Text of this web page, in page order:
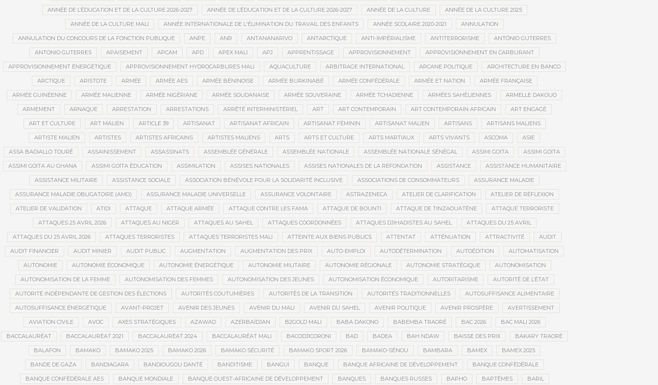
ANNÉE DE L’ÉDUCATION ET DE LA CULTURE 2026-2027 ANNÉE DE L’ÉDUCATION ET DE LA CULTURE 2026-2027 ANNÉE DE LA CULTURE ANNÉE DE LA CULTURE 2025
ANNÉE DE LA CULTURE MALI ANNÉE INTERNATIONALE DE L'ÉLIMINATION DU TRAVAIL DES ENFANTS ANNÉE SCOLAIRE 2020-2021 ANNULATION
ANNULATION DU CONCOURS DE LA FONCTION PUBLIQUE ANPE ANR ANTANANARIVO ANTARCTIQUE ANTI-IMPÉRIALISME ANTITERRORISME ANTÓNIO GUTERRES
ANTONIO GUTERRES APAISEMENT APCAM APD APEX MALI APJ APPRENTISSAGE APPROVISIONNEMENT APPROVISIONNEMENT EN CARBURANT
APPROVISIONNEMENT ÉNERGÉTIQUE APPROVISIONNEMENT HYDROCARBURES MALI AQUACULTURE ARBITRAGE INTERNATIONAL ARCANE POLITIQUE ARCHITECTURE EN BANCO
ARCTIQUE ARISTOTE ARMÉE ARMÉE AES ARMÉE BÉNINOISE ARMÉE BURKINABÉ ARMÉE CONFÉDÉRALE ARMÉE ET NATION ARMÉE FRANÇAISE
ARMÉE GUINÉENNE ARMÉE MALIENNE ARMÉE NIGÉRIANE ARMÉE SOUDANAISE ARMÉE SOUVERAINE ARMÉE TCHADIENNE ARMÉES SAHÉLIENNES ARMELLE DAKOUO
ARMEMENT ARNAQUE ARRESTATION ARRESTATIONS ARRÊTÉ INTERMINISTÉRIEL ART ART CONTEMPORAIN ART CONTEMPORAIN AFRICAIN ART ENGAGÉ
ART ET CULTURE ART MALIEN ARTICLE 39 ARTISANAT ARTISANAT AFRICAIN ARTISANAT FÉMININ ARTISANAT MALIEN ARTISANS ARTISANS MALIENS
ARTISTE MALIEN ARTISTES ARTISTES AFRICAINS ARTISTES MALIENS ARTS ARTS ET CULTURE ARTS MARTIAUX ARTS VIVANTS ASCOMA ASIE
ASSA BADIALLO TOURÉ ASSAINISSEMENT ASSASSINATS ASSEMBLÉE GÉNÉRALE ASSEMBLÉE NATIONALE ASSEMBLÉE NATIONALE SÉNÉGAL ASSIMI GOITA ASSIMI GOÏTA
ASSIMI GOITA AU GHANA ASSIMI GOÏTA ÉDUCATION ASSIMILATION ASSISES NATIONALES ASSISES NATIONALES DE LA REFONDATION ASSISTANCE ASSISTANCE HUMANITAIRE
ASSISTANCE MILITAIRE ASSISTANCE SOCIALE ASSOCIATION BÉNÉVOLE POUR LA SOLIDARITÉ INCLUSIVE ASSOCIATIONS DE CONSOMMATEURS ASSURANCE MALADIE
ASSURANCE MALADIE OBLIGATOIRE (AMO) ASSURANCE MALADIE UNIVERSELLE ASSURANCE VOLONTAIRE ASTRAZENECA ATELIER DE CLARIFICATION ATELIER DE RÉFLEXION
ATELIER DE VALIDATION ATIDI ATTAQUE ATTAQUE ARMÉE ATTAQUE CONTRE LES FAMA ATTAQUE DE BOUNTI ATTAQUE DE TINZAOUATÈNE ATTAQUE TERRORISTE
ATTAQUES 25 AVRIL 2026 ATTAQUES AU NIGER ATTAQUES AU SAHEL ATTAQUES COORDONNÉES ATTAQUES DJIHADISTES AU SAHEL ATTAQUES DU 25 AVRIL
ATTAQUES DU 25 AVRIL 2026 ATTAQUES TERRORISTES ATTAQUES TERRORISTES MALI ATTEINTE AUX BIENS PUBLICS ATTENTAT ATTÉNUATION ATTRACTIVITÉ AUDIT
AUDIT FINANCIER AUDIT MINIER AUDIT PUBLIC AUGMENTATION AUGMENTATION DES PRIX AUTO-EMPLOI AUTODÉTERMINATION AUTOÉDITION AUTOMATISATION
AUTONOMIE AUTONOMIE ÉCONOMIQUE AUTONOMIE ÉNERGÉTIQUE AUTONOMIE MILITAIRE AUTONOMIE RÉGIONALE AUTONOMIE STRATÉGIQUE AUTONOMISATION
AUTONOMISATION DE LA FEMME AUTONOMISATION DES FEMMES AUTONOMISATION DES JEUNES AUTONOMISATION ÉCONOMIQUE AUTORITARISME AUTORITÉ DE L’ÉTAT
AUTORITÉ INDÉPENDANTE DE GESTION DES ÉLECTIONS AUTORITÉS COUTUMIÈRES AUTORITÉS DE LA TRANSITION AUTORITÉS TRADITIONNELLES AUTOSUFFISANCE ALIMENTAIRE
AUTOSUFFISANCE ÉNERGÉTIQUE AVANT-PROJET AVENIR DES JEUNES AVENIR DU MALI AVENIR DU SAHEL AVENIR POLITIQUE AVENIR PROSPÈRE AVERTISSEMENT
AVIATION CIVILE AVOC AXES STRATÉGIQUES AZAWAD AZERBAÏDJAN B2GOLD MALI BABA DAKONO BABEMBA TRAORÉ BAC 2026 BAC MALI 2026
BACCALAURÉAT BACCALAURÉAT 2021 BACCALAURÉAT 2024 BACCALAURÉAT MALI BACODJICORONI BAD BADEA BAH NDAW BAISSE DES PRIX BAKARY TRAORÉ
BALAFON BAMAKO BAMAKO 2025 BAMAKO 2026 BAMAKO SÉCURITÉ BAMAKO SPORT 2026 BAMAKO-SÉNOU BAMBARA BAMEX BAMEX 2025
BANDE DE GAZA BANDIAGARA BANDIOUGOU DANTÉ BANDITISME BANGUI BANQUE BANQUE AFRICAINE DE DÉVELOPPEMENT BANQUE CONFÉDÉRALE
BANQUE CONFÉDÉRALE AES BANQUE MONDIALE BANQUE OUEST-AFRICAINE DE DÉVELOPPEMENT BANQUES BANQUES RUSSES BAPHO BAPTÊMES BARIL